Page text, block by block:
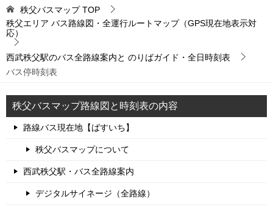
秩父バスマップTOP
秩父エリア バス路線図・全運行ルートマップ（GPS現在地表示対
応）
西武秩父駅のバス全路線案内と のりばガイド・全日時刻表
バス停時刻表
秩父バスマップ路線図と時刻表の内容
路線バス現在地【ばすいち】
秩父バスマップについて
西武秩父駅・バス全路線案内
デジタルサイネージ（全路線）